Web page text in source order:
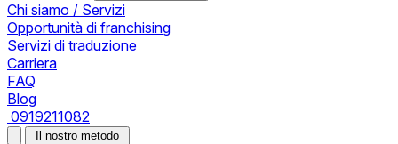
Chi siamo / Servizi
Opportunità di franchising
Servizi di traduzione
Carriera
FAQ
Blog
0919211082
Il nostro metodo